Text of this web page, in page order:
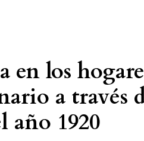
en los
a través
año 1920